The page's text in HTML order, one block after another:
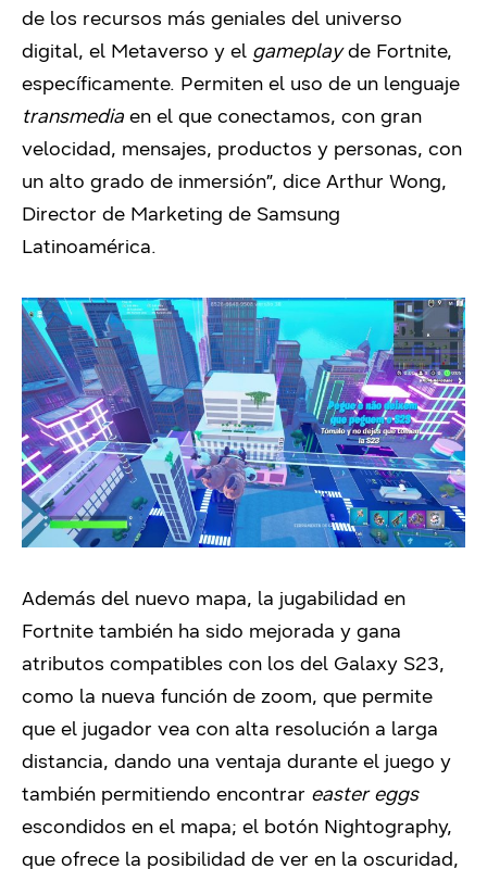
de los recursos más geniales del universo
digital, el Metaverso y el gameplayde Fortnite,
específicamente. Permiten el uso de un lenguaje
transmedia en el que conectamos, con gran
velocidad, mensajes, productos y personas, con
un alto grado de inmersión”, dice Arthur Wong,
Director de Marketing de Samsung
Latinoamérica.
Además del nuevo mapa, la jugabilidad en
Fortnite también ha sido mejorada y gana
atributos compatibles con los del Galaxy S23,
como la nueva función de zoom, que permite
que el jugador vea con alta resolución a larga
distancia, dando una ventaja durante el juego y
también permitiendo encontrar easter eggs
escondidos en el mapa; el botón Nightography,
que ofrece la posibilidad de ver en la oscuridad,